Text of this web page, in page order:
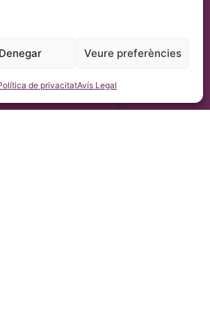
Denegar Veure preferències
de privacitatAvís Legal